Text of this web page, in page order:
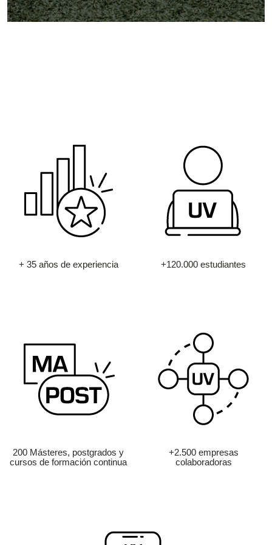
+ 35 años de experiencia +120.000 estudiantes
200 Másteres, postgrados y
cursos de formación continua
+2.500 empresas
colaboradoras